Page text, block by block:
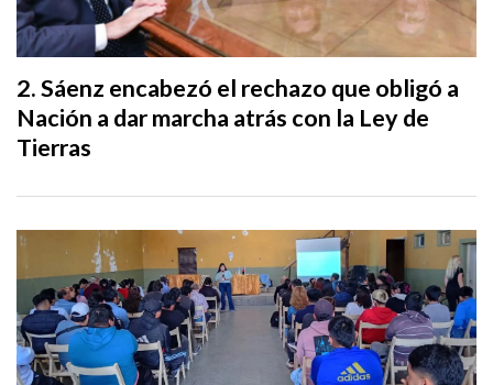
Sáenz encabezó el rechazo que obligó a
Nación a dar marcha atrás con la Ley de
Tierras